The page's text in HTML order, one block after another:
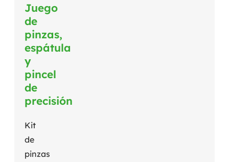
Juego
de
pinzas,
espátula
y
pincel
de
precisión
Kit
de
pinzas